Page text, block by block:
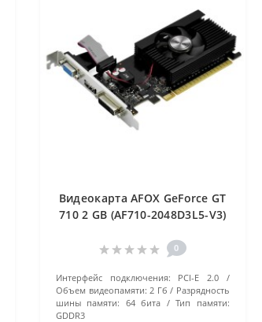
Видеокарта AFOX GeForce GT
710 2 GB (AF710-2048D3L5-V3)
0
Интерфейс подключения:
PCI-E 2.0
Объем видеопамяти: 2 Гб
Разрядность
шины памяти: 64 бита
Тип памяти:
GDDR3